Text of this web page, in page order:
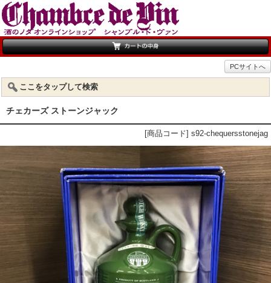
PCサイトへ
ここをタップして検索
チェカーズ ストーンジャック
[商品コード] s92-chequersstonejag